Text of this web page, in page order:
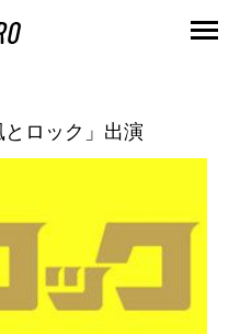
とロック」出演